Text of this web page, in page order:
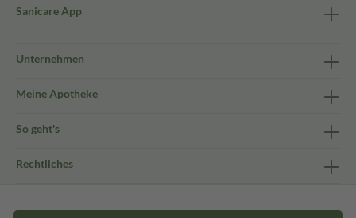
Sanicare App
Unternehmen
Meine Apotheke
So geht's
Rechtliches